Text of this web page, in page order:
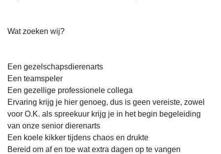
Wat zoeken wij?
Een gezelschapsdierenarts
Een teamspeler
Een gezellige professionele collega
Ervaring krijg je hier genoeg, dus is geen vereiste, zowel
voor O.K. als spreekuur krijg je in het begin begeleiding
van onze senior dierenarts
Een koele kikker tijdens chaos en drukte
Bereid om af en toe wat extra dagen op te vangen